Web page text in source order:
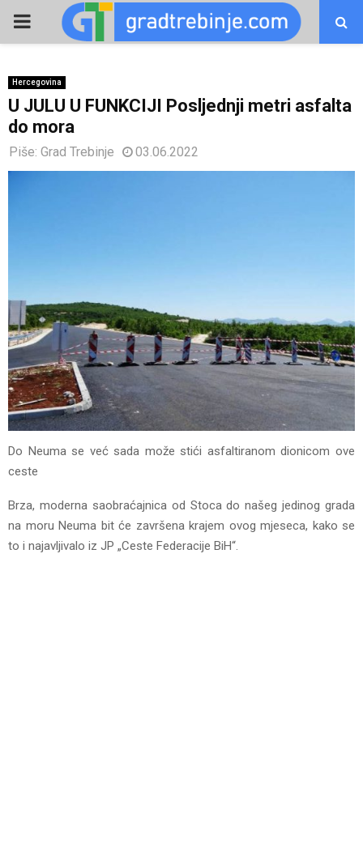
PRIMARY
Hercegovina
U JULU U FUNKCIJI Posljednji metri asfalta
do mora
Piše: Grad Trebinje 03.06.2022
Do Neuma se već sada može stići asfaltiranom dionicom ove
ceste
Brza, moderna saobraćajnica od Stoca do našeg jedinog grada
na moru Neuma bit će završena krajem ovog mjeseca, kako se
to i najavljivalo iz JP „Ceste Federacije BiH“.